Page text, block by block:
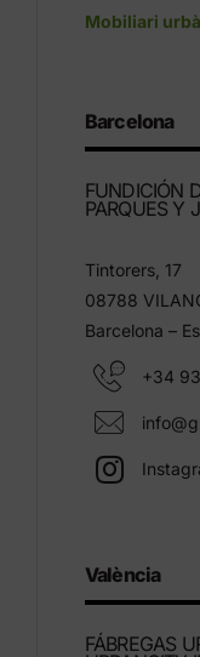
Mobiliari
Barcelona
FUNDICIÓN
PARQUES Y
Tintorers, 17
08788
Barcelona –
+34
València
FÁBREGAS